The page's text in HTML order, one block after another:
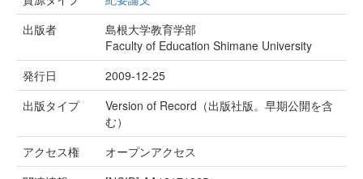
出版者
島根大学教育学部
Faculty of Education Shimane University
発行日
2009-12-25
出版タイプ
Version of Record（出版社版。早期公開を含
む）
アクセス権
オープンアクセス